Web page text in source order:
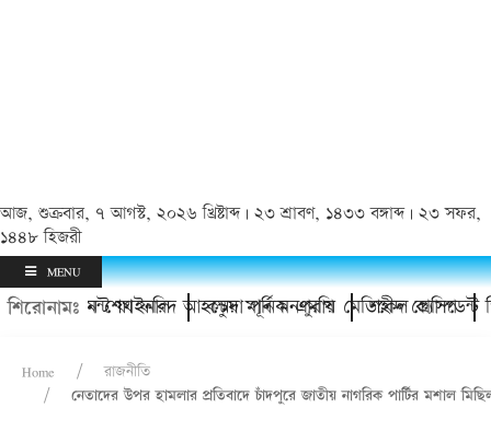
আজ, শুক্রবার, ৭ আগস্ট, ২০২৬ খ্রিষ্টাব্দ | ২৩ শ্রাবণ, ১৪৩৩ বঙ্গাব্দ | ২৩ সফর,
১৪৪৮ হিজরী
MENU
শিরোনামঃশেখ ফরিদ আহম্মেদ মানিক এমপি শহীদ প্রেসিডেন্ট
ফাইনাল কচুয়া পূর্ব মনপুরায় মেডিকেল ক্যাম্প
Home
রাজনীতি
নেতাদের উপর হামলার প্রতিবাদে চাঁদপুরে জাতীয় নাগরিক পার্টির মশাল